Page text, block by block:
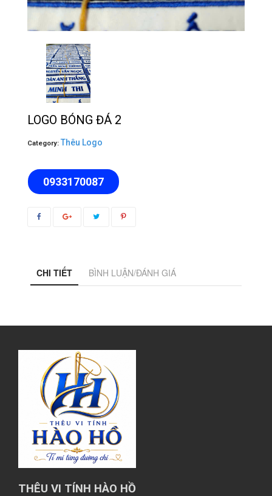
LOGO BÓNG ĐÁ 2
Category: Thêu Logo
0933170087
CHI TIẾT BÌNH LUẬN/ĐÁNH GIÁ
THÊU VI TÍNH HÀO HỒ